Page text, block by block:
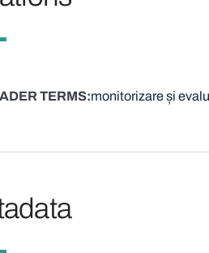
TERMS monitorizare și